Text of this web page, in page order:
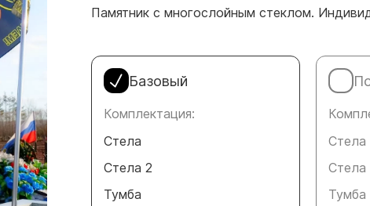
Памятник с многослойным стеклом.
Базовый
Комплектация:
Стела
Стела 2
Тумба
Стела
Стела
Тумба